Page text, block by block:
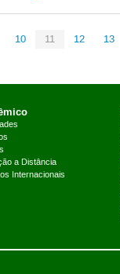
10 11 12 13
a Distância
Internacionais